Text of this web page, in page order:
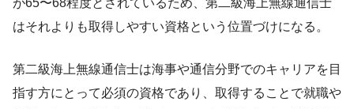
が65〜68程度とされているため、第二級海上無線通信士
はそれよりも取得しやすい資格という位置づけになる。
第二級海上無線通信士は海事や通信分野でのキャリアを目
指す方にとって必須の資格であり、取得することで就職や